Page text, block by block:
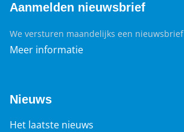
Aanmelden nieuwsbrief
We versturen maandelijks een nieuwsbrief
Meer informatie
Nieuws
Het laatste nieuws